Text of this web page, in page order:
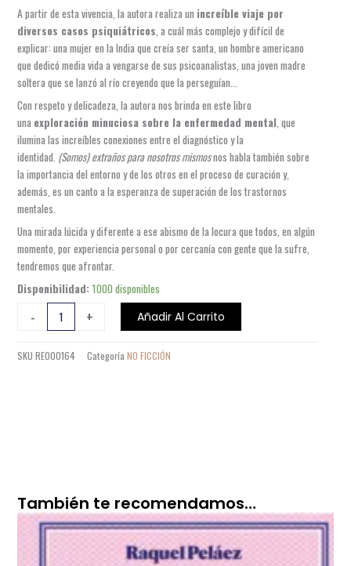
A partir de esta vivencia, la autora realiza un increíble viaje por
diversos casos psiquiátricos, a cuál más complejo y difícil de
explicar: una mujer en la India que creía ser santa, un hombre americano
que dedicó media vida a vengarse de sus psicoanalistas, una joven madre
soltera que se lanzó al río creyendo que la perseguían…
Con respeto y delicadeza, la autora nos brinda en este libro
una exploración minuciosa sobre la enfermedad mental, que
ilumina las increíbles conexiones entre el diagnóstico y la
identidad. (Somos) extraños para nosotros mismosnos habla también sobre
la importancia del entorno y de los otros en el proceso de curación y,
además, es un canto a la esperanza de superación de los trastornos
mentales.
Una mirada lúcida y diferente a ese abismo de la locura que todos, en algún
momento, por experiencia personal o por cercanía con gente que la sufre,
tendremos que afrontar.
Disponibilidad:1000 disponibles
-
(SOMOS)
EXTRAÑOS
PARA
MISMOS
+ Añadir Al Carrito
SKURE000164 Categoría NO FICCIÓN
También te recomendamos…